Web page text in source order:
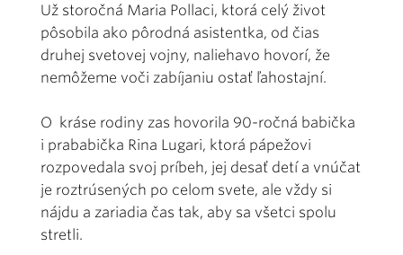
Už storočná Maria Pollaci, ktorá celý život
pôsobila ako pôrodná asistentka, od čias
druhej svetovej vojny, naliehavo hovorí, že
nemôžeme voči zabíjaniu ostať ľahostajní.
O kráse rodiny zas hovorila 90-ročná babička
i prababička Rina Lugari, ktorá pápežovi
rozpovedala svoj príbeh, jej desať detí a vnúčat
je roztrúsených po celom svete, ale vždy si
nájdu a zariadia čas tak, aby sa všetci spolu
stretli.